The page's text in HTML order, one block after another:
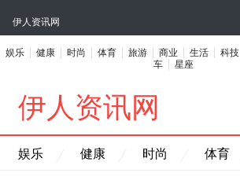
伊人资讯网
娱乐 健康 时尚 体育 旅游 商业 生活 科技
车
星座
伊人资讯网
娱乐 健康 时尚 体育